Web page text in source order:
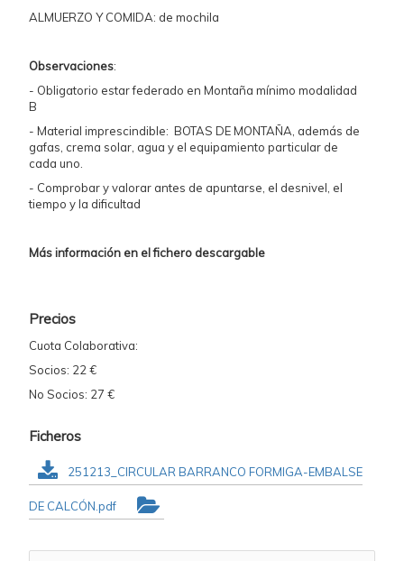
ALMUERZO Y COMIDA: de mochila
Observaciones:
- Obligatorio estar federado en Montaña mínimo modalidad
B
- Material imprescindible: BOTAS DE MONTAÑA, además de
gafas, crema solar, agua y el equipamiento particular de
cada uno.
- Comprobar y valorar antes de apuntarse, el desnivel, el
tiempo y la dificultad
Más información en el fichero descargable
Precios
Cuota Colaborativa:
Socios: 22 €
No Socios: 27 €
Ficheros
251213_CIRCULAR BARRANCO FORMIGA-EMBALSE
DE CALCÓN.pdf